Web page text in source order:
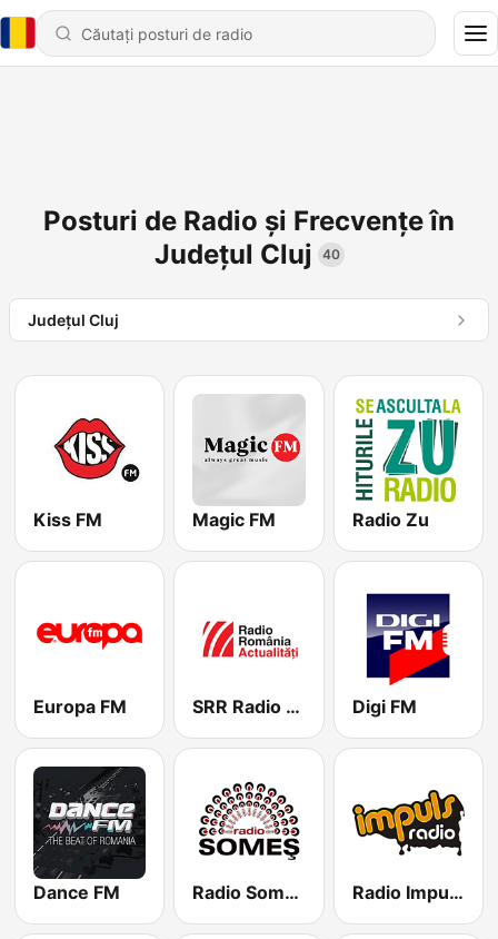
Posturi de Radio și Frecvențe în
Județul Cluj
40
Județul Cluj
Kiss FM Magic FM Radio Zu
Europa FM SRR Radio România Actualităţi Digi FM
Dance FM Radio Somes Radio Impuls 101.5 FM